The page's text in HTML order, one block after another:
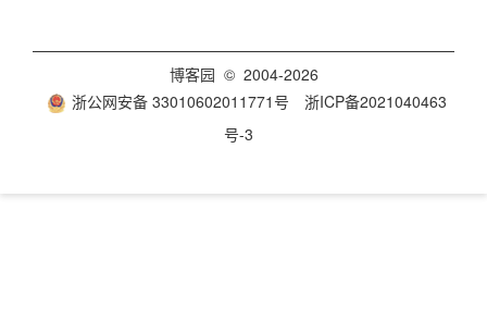
博客园 © 2004-2026
浙公网安备 33010602011771号
浙ICP备2021040463
号-3